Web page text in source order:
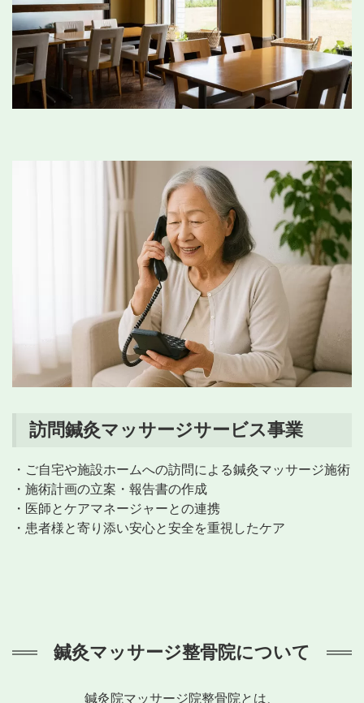
訪問鍼灸マッサージサービス事業
・ご自宅や施設ホームへの訪問による鍼灸マッサージ施術
・施術計画の立案・報告書の作成
・医師とケアマネージャーとの連携
・患者様と寄り添い安心と安全を重視したケア
鍼灸マッサージ整骨院について
鍼灸院マッサージ院整骨院とは、